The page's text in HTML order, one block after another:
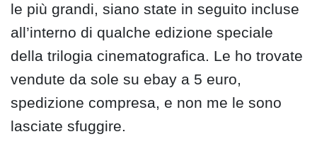
le più grandi, siano state in seguito incluse
all’interno di qualche edizione speciale
della trilogia cinematografica. Le ho trovate
vendute da sole su ebay a 5 euro,
spedizione compresa, e non me le sono
lasciate sfuggire.